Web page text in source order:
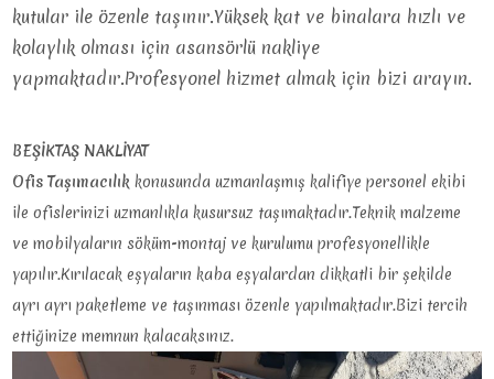
kutular ile özenle taşınır.Yüksek kat ve binalara hızlı ve
kolaylık olması için asansörlü nakliye
yapmaktadır.Profesyonel hizmet almak için bizi arayın.
BEŞİKTAŞ NAKLİYAT
Ofis Taşımacılık konusunda uzmanlaşmış kalifiye personel ekibi
ile ofislerinizi uzmanlıkla kusursuz taşımaktadır.Teknik malzeme
ve mobilyaların söküm-montaj ve kurulumu profesyonellikle
yapılır.Kırılacak eşyaların kaba eşyalardan dikkatli bir şekilde
ayrı ayrı paketleme ve taşınması özenle yapılmaktadır.Bizi tercih
ettiğinize memnun kalacaksınız.